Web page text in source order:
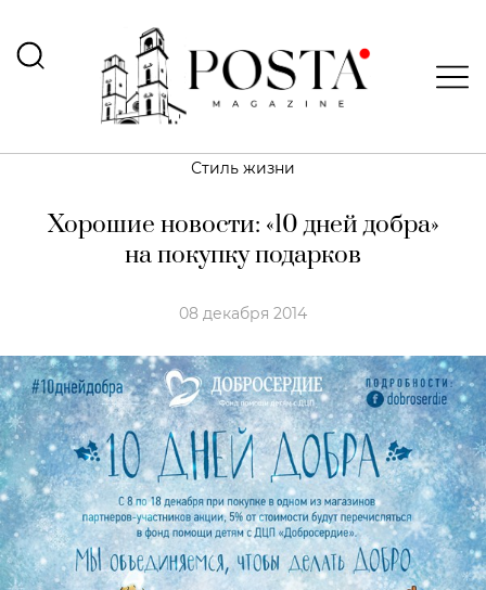
Стиль жизни
Хорошие новости: «10 дней добра»
на покупку подарков
08 декабря 2014